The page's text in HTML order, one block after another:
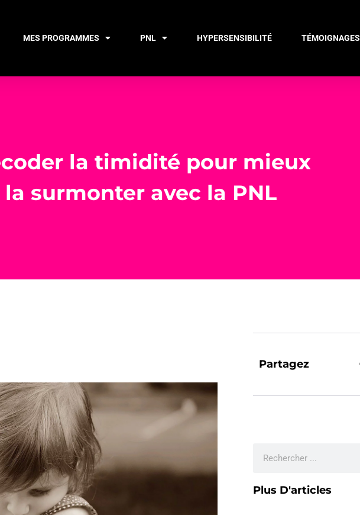
MES PROGRAMMES PNL HYPERSENSIBILITÉ TÉMOIGNAGES
la timidité pour mieux
la surmonter avec la PNL
Partagez
Plus D'articles